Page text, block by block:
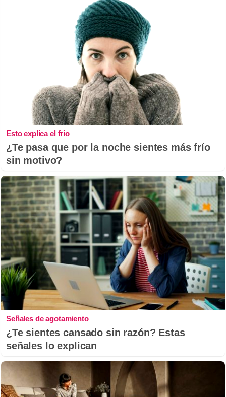
Esto explica el frío
¿Te pasa que por la noche sientes más frío
sin motivo?
Señales de agotamiento
¿Te sientes cansado sin razón? Estas
señales lo explican